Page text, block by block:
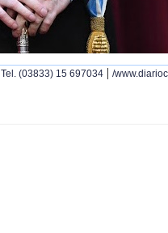
Tel. (03833) 15 697034 | /